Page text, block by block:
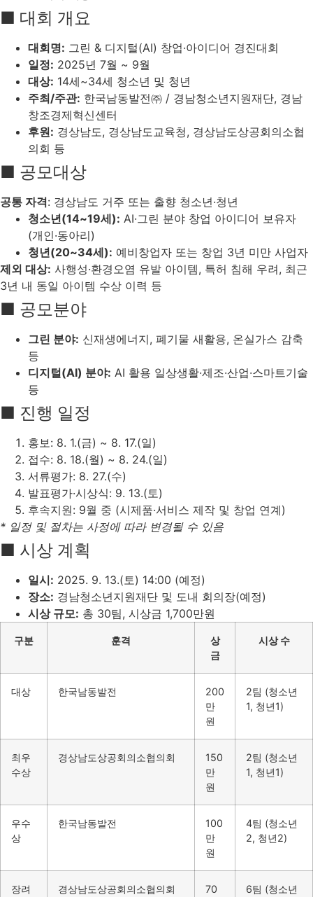
■ 대회 개요
대회명: 그린 & 디지털(AI) 창업·아이디어 경진대회
일정: 2025년 7월 ~ 9월
대상: 14세~34세 청소년 및 청년
주최/주관: 한국남동발전㈜ / 경남청소년지원재단, 경남
창조경제혁신센터
후원: 경상남도, 경상남도교육청, 경상남도상공회의소협
의회 등
■ 공모대상
공통 자격: 경상남도 거주 또는 출향 청소년·청년
청소년(14~19세): AI·그린 분야 창업 아이디어 보유자
(개인·동아리)
청년(20~34세): 예비창업자 또는 창업 3년 미만 사업자
제외 대상: 사행성·환경오염 유발 아이템, 특허 침해 우려, 최근
3년 내 동일 아이템 수상 이력 등
■ 공모분야
그린 분야: 신재생에너지, 폐기물 새활용, 온실가스 감축
등
디지털(AI) 분야: AI 활용 일상생활·제조·산업·스마트기술
등
■ 진행 일정
홍보: 8. 1.(금) ~ 8. 17.(일)
접수: 8. 18.(월) ~ 8. 24.(일)
서류평가: 8. 27.(수)
발표평가·시상식: 9. 13.(토)
후속지원: 9월 중 (시제품·서비스 제작 및 창업 연계)
* 일정 및 절차는 사정에 따라 변경될 수 있음
■ 시상 계획
일시: 2025. 9. 13.(토) 14:00 (예정)
장소: 경남청소년지원재단 및 도내 회의장(예정)
시상 규모: 총 30팀, 시상금 1,700만원
구분 훈격
상
금
시상 수
대상 한국남동발전
200
만
원
2팀 (청소년
1, 청년1)
최우
수상
경상남도상공회의소협의회
150
만
원
2팀 (청소년
1, 청년1)
우수
상
한국남동발전
100
만
원
4팀 (청소년
2, 청년2)
장려
경상남도상공회의소협의회
70
6팀 (청소년